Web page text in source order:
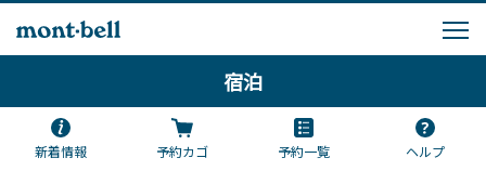
宿泊
新着情報 予約カゴ 予約一覧 ヘルプ